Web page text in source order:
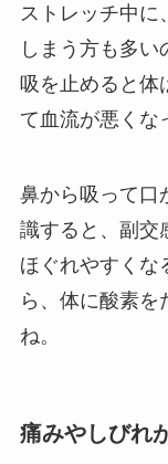
ストレッチ中に
しまう方も多
吸を止めると体
て血流が悪くな
鼻から吸って口
識すると、副交
ほぐれやすくな
ら、体に酸素を
ね。
痛みやしびれ